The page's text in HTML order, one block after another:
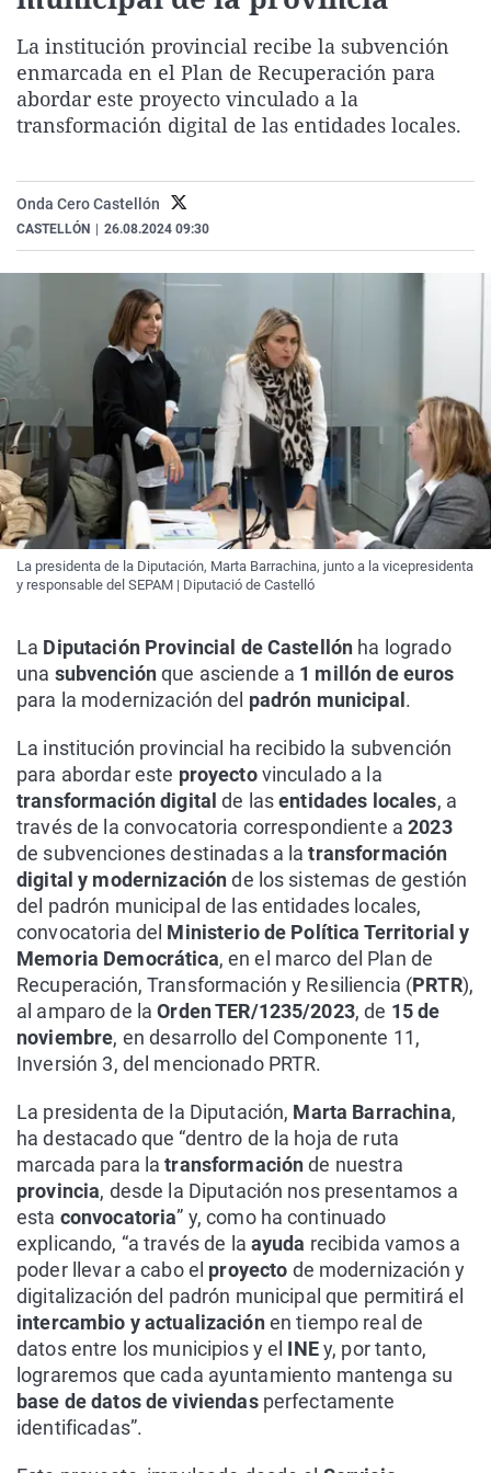
Gente viajera
Como el perro y el
Retornados
Equipo de
Operación Viuda
Galicia
La Rioja
Navarra
Televisión
Elecciones
La institución provincial recibe la subvención
enmarcada en el Plan de Recuperación para
abordar este proyecto vinculado a la
transformación digital de las entidades locales.
Onda Cero Castellón
CASTELLÓN 26.08.2024 09:30
La presidenta de la Diputación, Marta Barrachina, junto a la vicepresidenta
y responsable del SEPAM | Diputació de Castelló
La Diputación Provincial de Castellón ha logrado
una subvenciónque asciende a 1 millón de euros
para la modernización del padrón municipal .
La institución provincial ha recibido la subvención
para abordar este proyectovinculado a la
transformación digitalde lasentidades locales, a
través de la convocatoria correspondiente a2023
de subvenciones destinadas a la transformación
digital y modernizaciónde los sistemas de gestión
del padrón municipal de las entidades locales,
convocatoria del Ministerio de Política Territorial y
Memoria Democrática, en el marco del Plan de
Recuperación, Transformación y Resiliencia (PRTR),
al amparo de laOrden TER/1235/2023, de 15 de
noviembre, en desarrollo del Componente 11,
Inversión 3, del mencionado PRTR.
La presidenta de la Diputación, Marta Barrachina,
ha destacado que “dentro de la hoja de ruta
marcada para latransformaciónde nuestra
provincia, desde la Diputación nos presentamos a
esta convocatoria” y, como ha continuado
explicando, “a través de la ayuda recibida vamos a
poder llevar a cabo el proyecto de modernización y
digitalización del padrón municipal que permitirá el
intercambio y actualizaciónen tiempo real de
datos entre los municipios y el INEy, por tanto,
lograremos que cada ayuntamiento mantenga su
base de datos de viviendasperfectamente
identificadas”.